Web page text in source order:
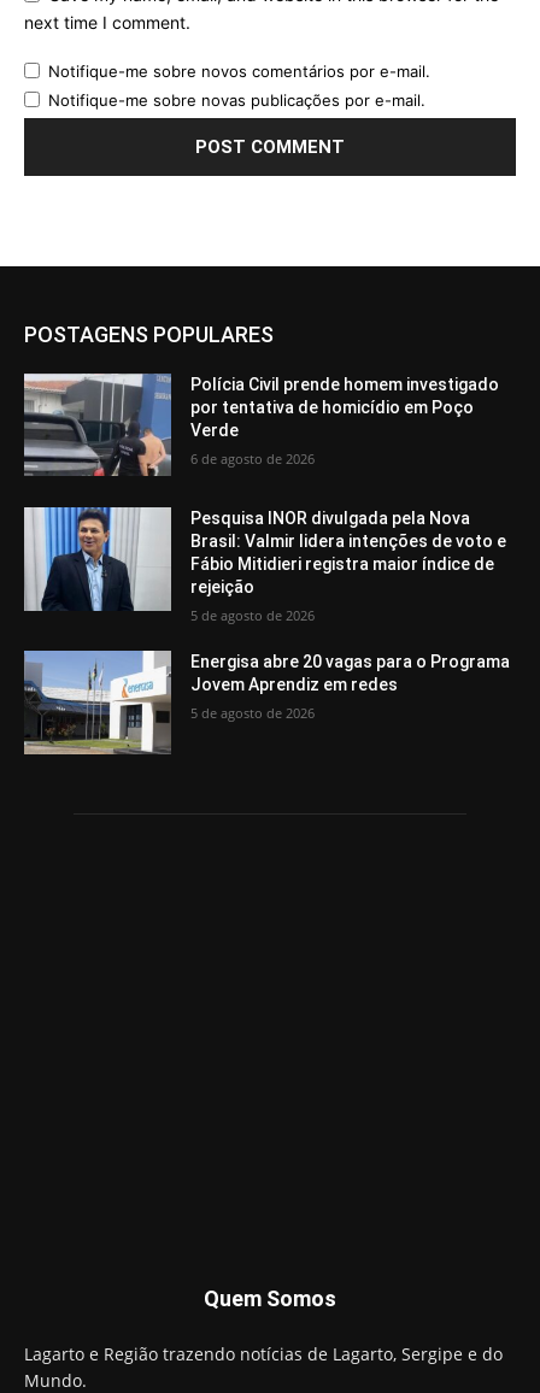
next time I comment.
Notifique-me sobre novos comentários por e-mail.
Notifique-me sobre novas publicações por e-mail.
POSTAGENS POPULARES
Polícia Civil prende homem investigado
por tentativa de homicídio em Poço
Verde
6 de agosto de 2026
Pesquisa INOR divulgada pela Nova
Brasil: Valmir lidera intenções de voto e
Fábio Mitidieri registra maior índice de
rejeição
5 de agosto de 2026
Energisa abre 20 vagas para o Programa
Jovem Aprendiz em redes
5 de agosto de 2026